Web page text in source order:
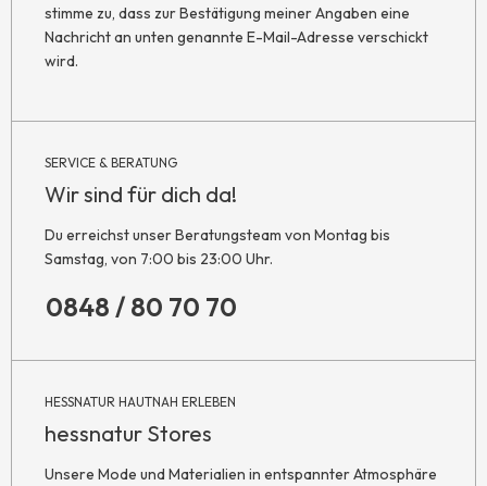
stimme zu, dass zur Bestätigung meiner Angaben eine
Nachricht an unten genannte E-Mail-Adresse verschickt
wird.
SERVICE & BERATUNG
Wir sind für dich da!
Du erreichst unser Beratungsteam von Montag bis
Samstag, von 7:00 bis 23:00 Uhr.
0848 / 80 70 70
HESSNATUR HAUTNAH ERLEBEN
hessnatur Stores
Unsere Mode und Materialien in entspannter Atmosphäre